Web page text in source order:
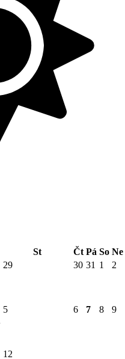
St Čt Pá So Ne
29 30 31 1 2
5 6 7 8 9
12